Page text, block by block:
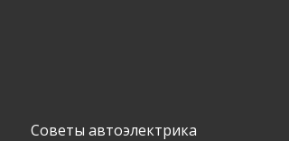
Советы автоэлектрика